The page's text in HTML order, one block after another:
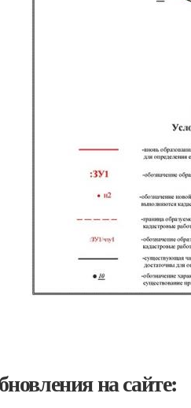
на сайте: